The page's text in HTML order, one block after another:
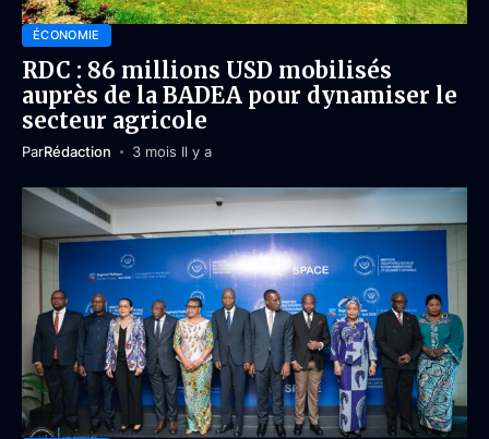
ÉCONOMIE
RDC : 86 millions USD mobilisés
auprès de la BADEA pour dynamiser le
secteur agricole
ParRédaction 3 mois Il y a